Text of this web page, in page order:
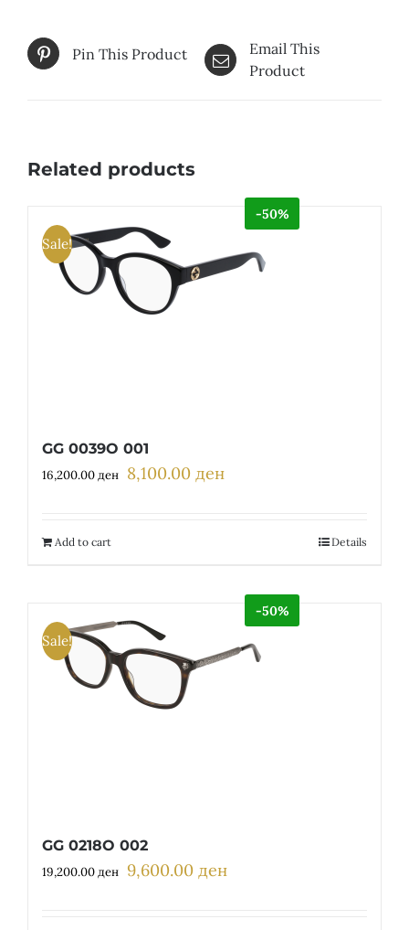
Pin This Product
Email This
Product
Related products
Sale!
-50%
GG 0039O 001
16,200.00ден Original
8,100.00 денCurrent
Add to cart Details
Sale!
-50%
GG 0218O 002
19,200.00ден Original
9,600.00 денCurrent